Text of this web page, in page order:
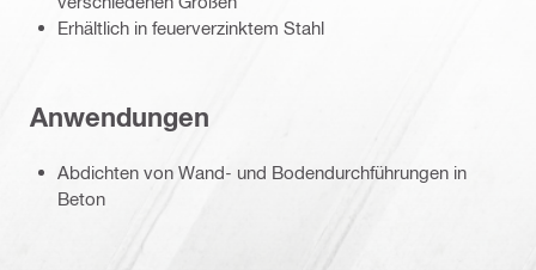
Erhältlich in feuerverzinktem Stahl
Anwendungen
Abdichten von Wand- und Bodendurchführungen in
Beton